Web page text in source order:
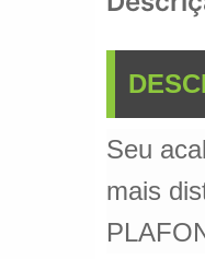
Seu
mais